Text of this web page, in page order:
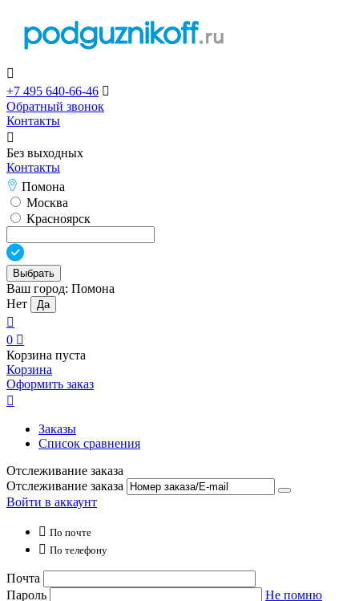

+7 495 640-66-46 
Обратный звонок
Контакты

Без выходных
Контакты
Помона
Москва
Красноярск
Выбрать
Ваш город: Помона
Нет
Да

0 
Корзина пуста
Корзина
Оформить заказ

Заказы
Список сравнения
Отслеживание заказа
Отслеживание заказа
Войти в аккаунт
 По почте
 По телефону
Почта
Пароль
Не помню